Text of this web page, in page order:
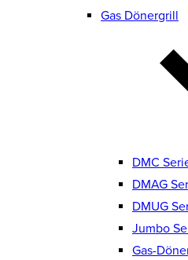
Gas Dönergrill
DMC
DMAG
DMUG
Jumbo
Gas-